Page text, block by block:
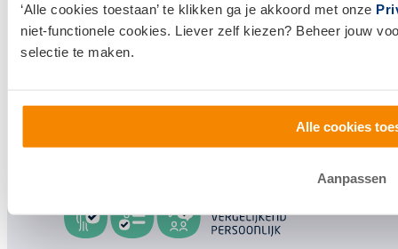
‘Alle cookies toestaan’ te klikken ga je akkoord met onze
niet-functionele cookies. Liever zelf kiezen? Beheer jouw
selectie te maken.
Alle cookies
Aanpassen
bij jou in de buurt, of neem
contact met ons op.